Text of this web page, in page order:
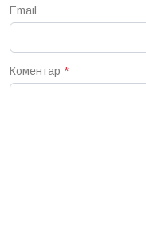
Email
Коментар *